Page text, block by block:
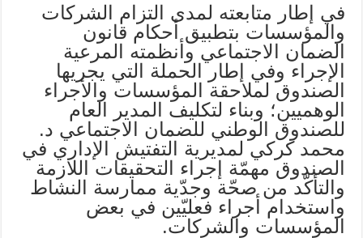
في إطار متابعته لمدى التزام الشركات
والمؤسسات بتطبيق أحكام قانون
الضمان الاجتماعي وأنظمته المرعية
الإجراء وفي إطار الحملة التي يجريها
الصندوق لملاحقة المؤسسات والأجراء
الوهميين؛ وبناء لتكليف المدير العام
للصندوق الوطني للضمان الاجتماعي د.
محمد كركي لمديرية التفتيش الإداري في
الصندوق مهمّة إجراء التحقيقات اللازمة
والتأكّد من صحّة وجدّية ممارسة النشاط
واستخدام أجراء فعليّين في بعض
المؤسسات والشركات.